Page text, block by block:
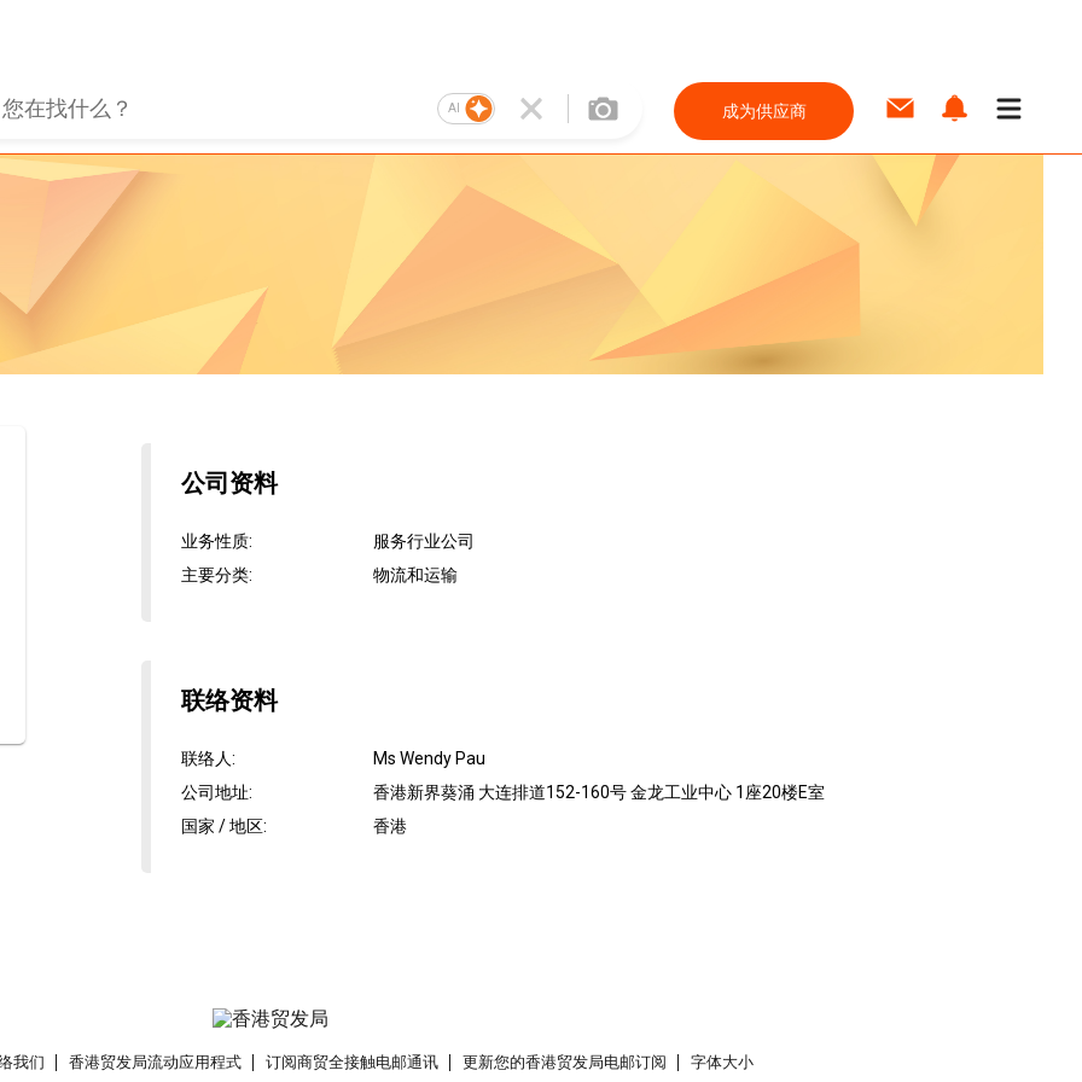
AI 成为供应商
公司资料
业务性质:
服务行业公司
主要分类: 物流和运输
联络资料
联络人:
Ms Wendy Pau
公司地址:
香港新界葵涌 大连排道152-160号 金龙工业中心 1座20楼E室
国家 / 地区: 香港
我们 香港贸发局流动应用程式 订阅商贸全接触电邮通讯 更新您的香港贸发局电邮订阅 字体大小